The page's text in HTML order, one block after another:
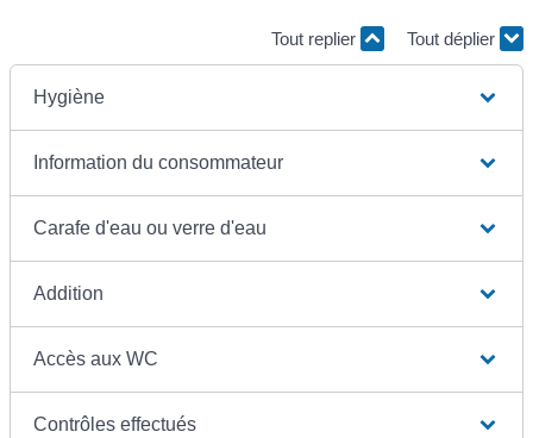
Tout replier Tout déplier
Hygiène
Information du consommateur
Carafe d'eau ou verre d'eau
Addition
Accès aux WC
Contrôles effectués